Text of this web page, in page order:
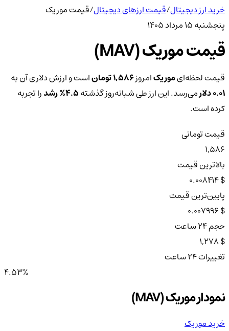
خرید ارز دیجیتال/قیمت ارزهای دیجیتال/قیمت موریک
پنجشنبه ۱۵ مرداد ۱۴۰۵
قیمت موریک (MAV)
قیمت لحظه‌ایموریکامروز1,586 تومان
است و ارزش دلاری آن به
0.01 دلار
می‌رسد. این ارز طی شبانه‌روز گذشته4.5% رشدرا تجربه
کرده است.
قیمت تومانی
1,586
بالاترین قیمت
$ 0.008414
پایین‌ترین قیمت
$ 0.007996
حجم ۲۴ ساعت
$ 1,278
تغییرات ۲۴ ساعت
4.53%
نمودار موریک (MAV)
خرید موریک